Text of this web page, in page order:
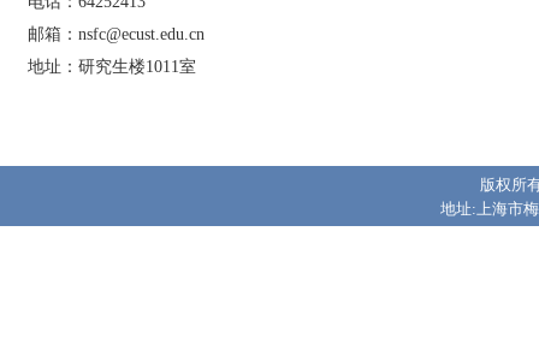
邮箱：nsfc@ecust.edu.cn
地址：研究生楼1011室
版权所
地址:上海市